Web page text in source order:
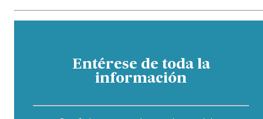
Entérese de toda la
información